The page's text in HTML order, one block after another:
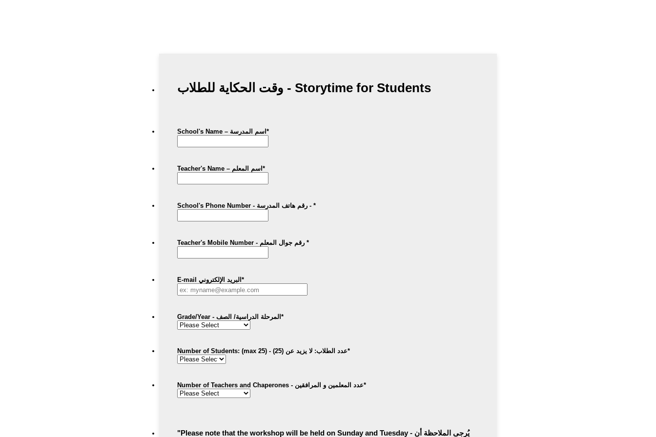
وقت الحكاية للطلاب - Storytime for Students
School's Name – اسم المدرسة *
Teacher's Name – اسم المعلم *
School's Phone Number - رقم هاتف المدرسة - *
*
E-mail البريد الإلكتروني *
Grade/Year - المرحلة الدراسية/ الصف *
Number of Students: (max 25) - عدد الطلاب: لا يزيد عن (25)*
Number of Teachers and Chaperones - عدد المعلمين و المرافقين*
"Please note that the workshop will be held on Sunday and Tuesday - يُرجى الملاحظة أن